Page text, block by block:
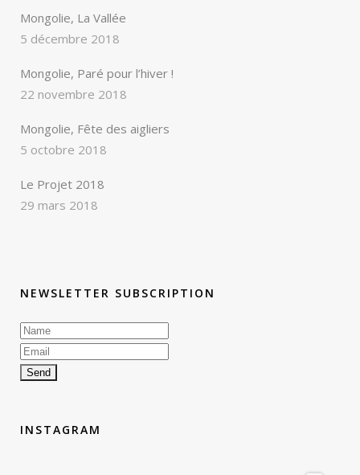
Mongolie, La Vallée
5 décembre 2018
Mongolie, Paré pour l’hiver !
22 novembre 2018
Mongolie, Fête des aigliers
5 octobre 2018
Le Projet 2018
29 mars 2018
NEWSLETTER SUBSCRIPTION
INSTAGRAM